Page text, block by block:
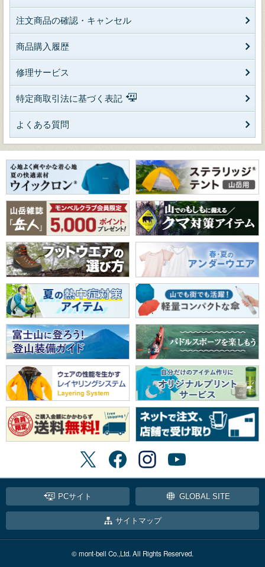
注文商品の確認・キャンセル
商品購入履歴
修理サービス
特定商取引法に基づく表記
よくある質問
PCサイト GLOBAL SITE
サイトマップ
© mont-bell Co.,Ltd. All Rights Reserved.